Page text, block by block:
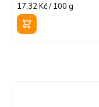
Měrná
cena:
17,32 Kč / 100 g